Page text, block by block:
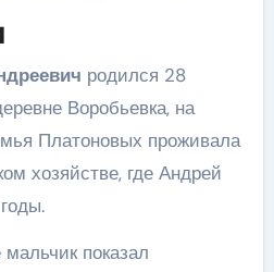
родился 28
Воробьевка, на
Платоновых проживала
хозяйстве, где Андрей
показал